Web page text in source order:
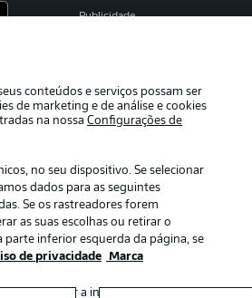
Publicidade
Trabalhe conosco
idioma
conteúdos e serviços possam ser
de marketing e de análise e cookies
na nossa Configurações de
no seu dispositivo. Se selecionar
dados para as seguintes
Se os rastreadores forem
as suas escolhas ou retirar o
inferior esquerda da página, se
de privacidade Marca
e/ou aceder a informações num